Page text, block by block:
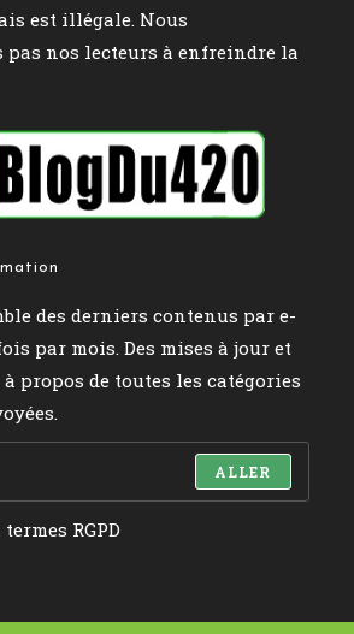
est illégale. Nous
pas nos lecteurs à enfreindre la
des derniers contenus par e-
par mois. Des mises à jour et
propos de toutes les catégories
ALLER
RGPD